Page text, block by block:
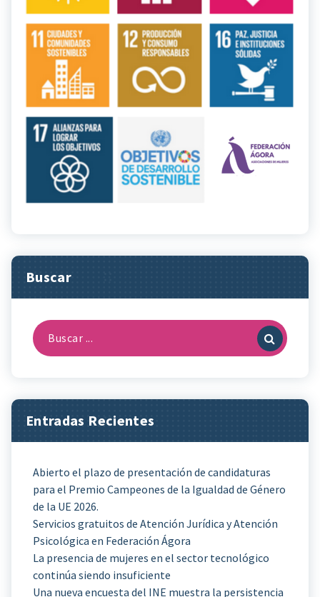
Buscar
Buscar:
Entradas Recientes
Abierto el plazo de presentación de candidaturas
para el Premio Campeones de la Igualdad de Género
de la UE 2026.
Servicios gratuitos de Atención Jurídica y Atención
Psicológica en Federación Ágora
La presencia de mujeres en el sector tecnológico
continúa siendo insuficiente
Una nueva encuesta del INE muestra la persistencia